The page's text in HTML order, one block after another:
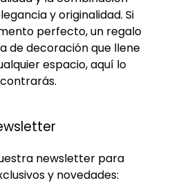
y originalidad. Si
perfecto, un regalo
de decoración que llene
espacio, aquí lo
newsletter para
y novedades: